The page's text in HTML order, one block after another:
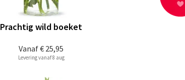
Vanaf€ 25,95
Prachtig wild boeket
Levering vanaf 8 aug